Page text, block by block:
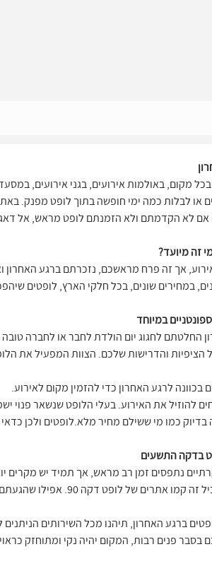
מקום, באולמות אירועים, בגני אירועים,
אם לא הקדמתם ולא הזמנתם לופט מראש, אל
אך זה פרח מראשכם, נזכרתם ברגע האחרון
במחירים שונים, בכל חלקי הארץ, לופטים
במיוחד
החלטתם לחגוג יום הולדת לחבר או לחברה
הציפיות והדרישות שלכם. הצוות המפעיל את
בכוונה לרגע האחרון כדי להזמין מקום לאירוע.
להוזיל את האירוע. בעלי הלופט שנשאר פנוי
בדיוק כמו מי ששילם מחיר מלא.לופטים ולכן
בדקה התשעים
נתפסים זמן רב מראש, אך תמיד יש מקרים
90. אפילו שהגעתם בדקה האחרונה, רבים הסיכויים שתצליחו למצוא מקום נהדר.
ברגע האחרון, תיהנו מכל השירותים הניתנים
בסבר פנים רבות, המקום יהיה נקי ומתוחזק